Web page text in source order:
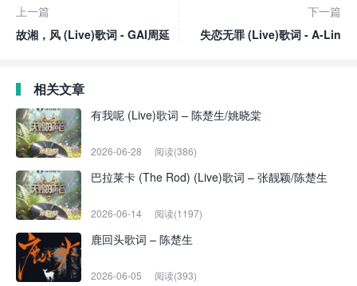
上一篇
故湘，风 (Live)歌词 - GAI周延
下一篇
失恋无罪 (Live)歌词 - A-Lin
相关文章
有我呢 (Live)歌词 – 陈楚生/姚晓棠
2026-06-28 阅读(386)
巴拉莱卡 (The Rod) (Live)歌词 – 张靓颖/陈楚生
2026-06-14 阅读(1197)
鹿回头歌词 – 陈楚生
2026-06-05 阅读(393)